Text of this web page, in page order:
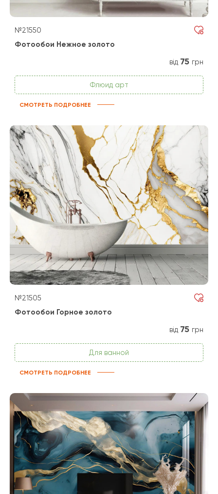
№21550
Фотообои Нежное золото
від 75 грн
Флюид арт
СМОТРЕТЬ ПОДРОБНЕЕ
№21505
Фотообои Горное золото
від 75 грн
Для ванной
СМОТРЕТЬ ПОДРОБНЕЕ